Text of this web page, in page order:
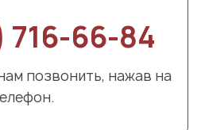
716-66-84
позвонить, нажав на